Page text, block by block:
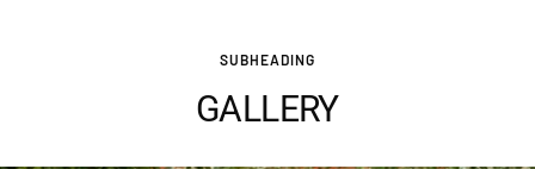
SUBHEADING
GALLERY